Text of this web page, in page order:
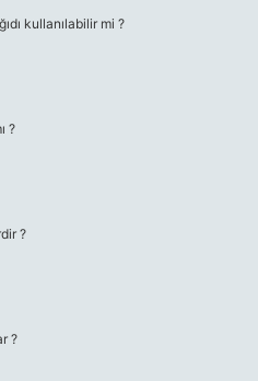
kullanılabilir mi ?
?
?
?